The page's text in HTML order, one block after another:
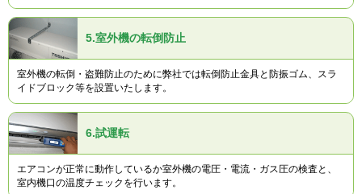
5.室外機の転倒防止
室外機の転倒・盗難防止のために弊社では転倒防止金具と防振ゴム、スラ
イドブロック等を設置いたします。
6.試運転
エアコンが正常に動作しているか室外機の電圧・電流・ガス圧の検査と、
室内機口の温度チェックを行います。